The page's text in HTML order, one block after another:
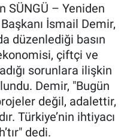
SÜNGÜ – Yeniden
İsmail Demir,
düzenlediği basın
çiftçi ve
sorunlara ilişkin
Demir, "Bugün
değil, adalettir,
Türkiye’nin ihtiyacı
dedi.